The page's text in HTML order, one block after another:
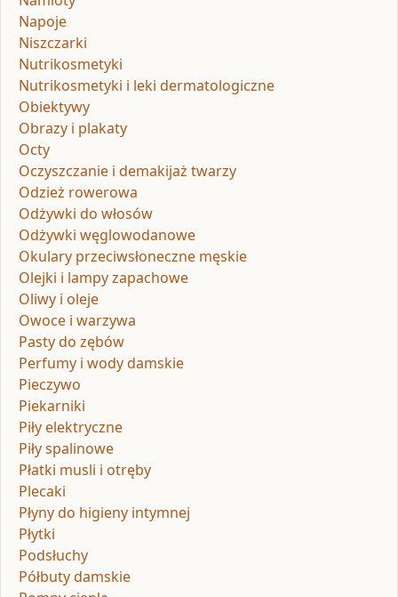
Napoje
Niszczarki
Nutrikosmetyki
Nutrikosmetyki i leki dermatologiczne
Obiektywy
Obrazy i plakaty
Octy
Oczyszczanie i demakijaż twarzy
Odzież rowerowa
Odżywki do włosów
Odżywki węglowodanowe
Okulary przeciwsłoneczne męskie
Olejki i lampy zapachowe
Oliwy i oleje
Owoce i warzywa
Pasty do zębów
Perfumy i wody damskie
Pieczywo
Piekarniki
Piły elektryczne
Piły spalinowe
Płatki musli i otręby
Plecaki
Płyny do higieny intymnej
Płytki
Podsłuchy
Półbuty damskie